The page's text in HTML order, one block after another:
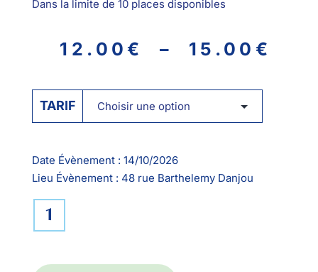
Dans la limite de 10 places disponibles
12.00€ – 15.00 €
TARIF
Date Évènement : 14/10/2026
Lieu Évènement : 48 rue Barthelemy Danjou